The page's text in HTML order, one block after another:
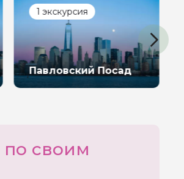
1 экскурсия
Павловский Посад
по своим